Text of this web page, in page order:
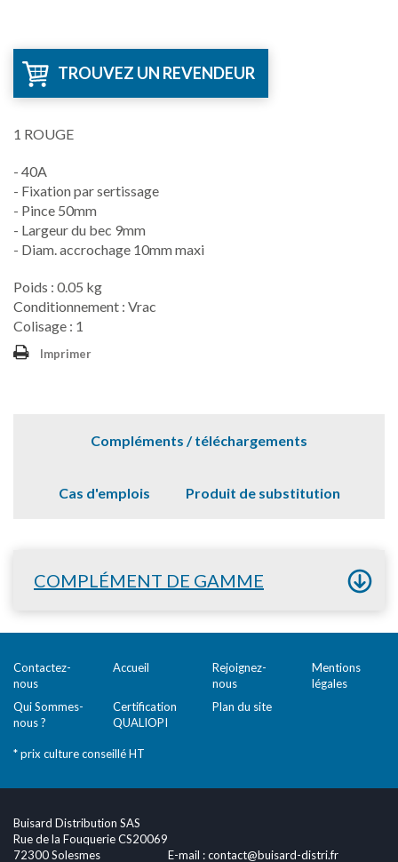
TROUVEZ UN REVENDEUR
1 ROUGE
- 40A
- Fixation par sertissage
- Pince 50mm
- Largeur du bec 9mm
- Diam. accrochage 10mm maxi
Poids : 0.05 kg
Conditionnement : Vrac
Colisage : 1
Imprimer
Compléments / téléchargements
Cas d'emplois Produit de substitution
COMPLÉMENT DE GAMME
Contactez-
nous
Accueil
Rejoignez-
nous
Mentions
légales
Qui Sommes-
nous ?
Certification
QUALIOPI
Plan du site
* prix culture conseillé HT
Buisard Distribution SAS
Rue de la Fouquerie CS20069
72300 Solesmes
E-mail :contact@buisard-distri.fr